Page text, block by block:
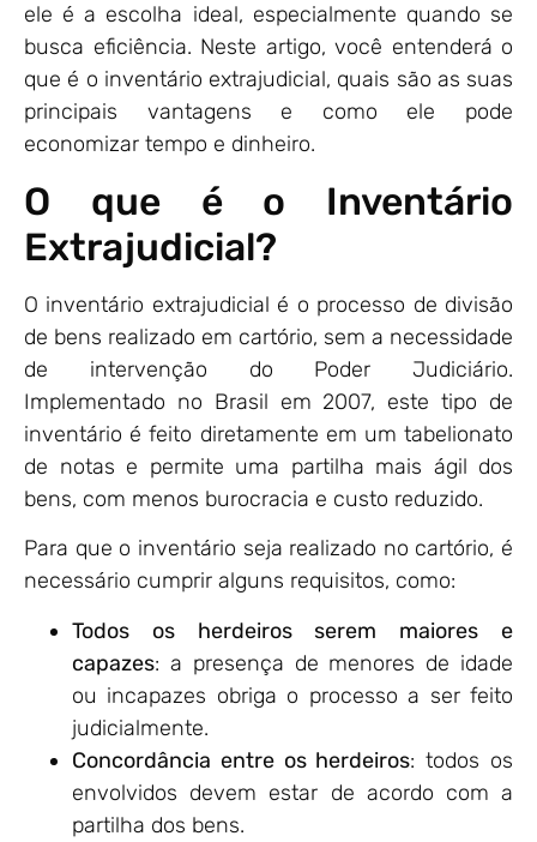
ele é a escolha ideal, especialmente quando se
busca eficiência. Neste artigo, você entenderá o
que é o inventário extrajudicial, quais são as suas
principais vantagens e como ele pode
economizar tempo e dinheiro.
O que é o Inventário
Extrajudicial?
O inventário extrajudicial é o processo de divisão
de bens realizado em cartório, sem a necessidade
de intervenção do Poder Judiciário.
Implementado no Brasil em 2007, este tipo de
inventário é feito diretamente em um tabelionato
de notas e permite uma partilha mais ágil dos
bens, com menos burocracia e custo reduzido.
Para que o inventário seja realizado no cartório, é
necessário cumprir alguns requisitos, como:
Todos os herdeiros serem maiores e
capazes: a presença de menores de idade
ou incapazes obriga o processo a ser feito
judicialmente.
Concordância entre os herdeiros: todos os
envolvidos devem estar de acordo com a
partilha dos bens.